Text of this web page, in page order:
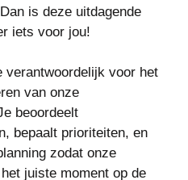
is deze uitdagende
iets voor jou!
verantwoordelijk voor het
van onze
beoordeelt
bepaalt prioriteiten, en
zodat onze
juiste moment op de